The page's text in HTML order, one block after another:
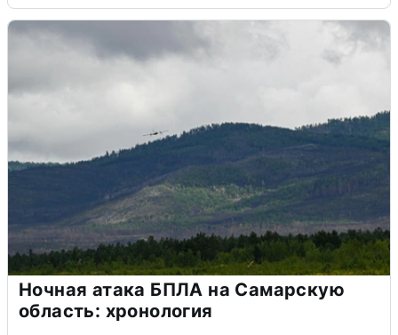
Ночная атака БПЛА на Самарскую
область: хронология